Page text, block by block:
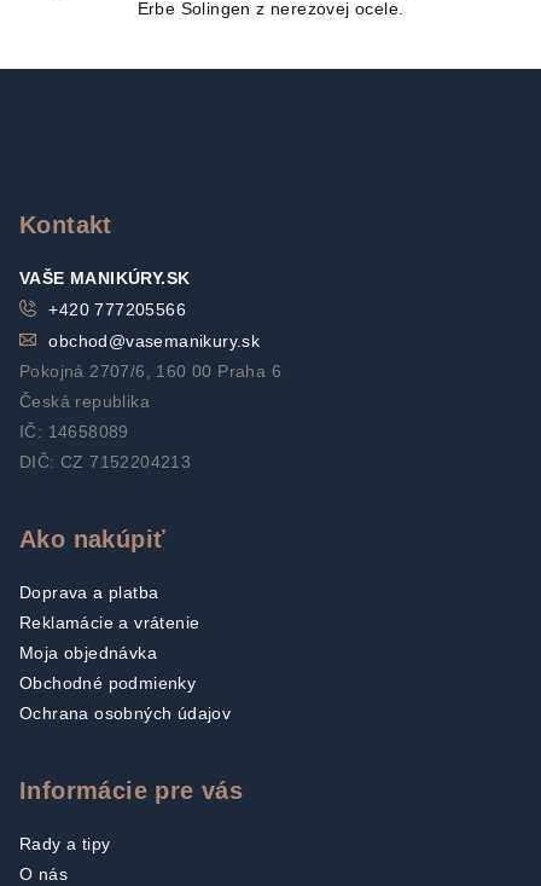
Erbe Solingen z nerezovej ocele.
Kontakt
VAŠE MANIKÚRY.SK
+420 777205566
obchod@vasemanikury.sk
Pokojná 2707/6, 160 00 Praha 6
Česká republika
IČ: 14658089
DIČ: CZ 7152204213
Ako nakúpiť
Doprava a platba
Reklamácie a vrátenie
Moja objednávka
Obchodné podmienky
Ochrana osobných údajov
Informácie pre vás
Rady a tipy
O nás